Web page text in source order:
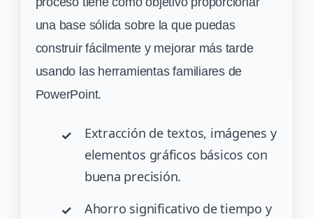
una base sólida sobre la que puedas
construir fácilmente y mejorar más tarde
usando las herramientas familiares de
PowerPoint.
Extracción de textos, imágenes y
elementos gráficos básicos con
buena precisión.
Ahorro significativo de tiempo y